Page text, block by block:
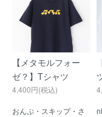
【メタモルフォー
ゼ？】Tシャツ
4,400円(税込)
おんぷ・スキップ・さ